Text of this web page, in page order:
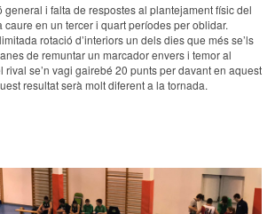
general i falta de respostes al plantejament físic del
caure en un tercer i quart períodes per oblidar.
rotació d’interiors un dels dies que més se’ls
de remuntar un marcador envers i temor al
rival se’n vagi gairebé 20 punts per davant en aquest
resultat serà molt diferent a la tornada.